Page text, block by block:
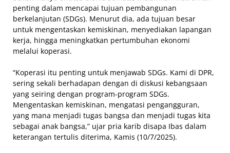
penting dalam mencapai tujuan pembangunan
berkelanjutan (SDGs). Menurut dia, ada tujuan besar
untuk mengentaskan kemiskinan, menyediakan lapangan
kerja, hingga meningkatkan pertumbuhan ekonomi
melalui koperasi.
“Koperasi itu penting untuk menjawab SDGs. Kami di DPR,
sering sekali berhadapan dengan di diskusi kebangsaan
yang seiring dengan program-program SDGs.
Mengentaskan kemiskinan, mengatasi pengangguran,
yang mana menjadi tugas bangsa dan menjadi tugas kita
sebagai anak bangsa,” ujar pria karib disapa Ibas dalam
keterangan tertulis diterima, Kamis (10/7/2025).